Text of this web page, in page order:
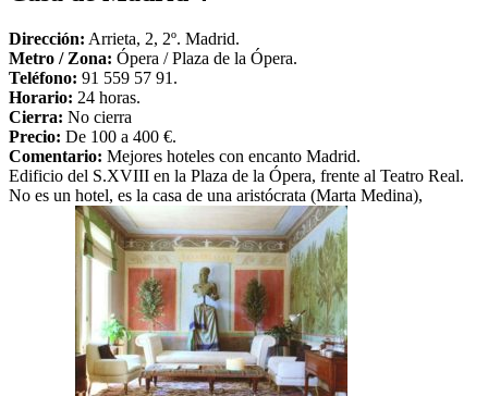
Dirección: Arrieta, 2, 2º. Madrid.
Metro / Zona: Ópera / Plaza de la Ópera.
Teléfono: 91 559 57 91.
Horario: 24 horas.
Cierra: No cierra
Precio: De 100 a 400 €.
Comentario: Mejores hoteles con encanto Madrid.
Edificio del S.XVIII en la Plaza de la Ópera, frente al Teatro Real.
No es un hotel, es la casa de una aristócrata (Marta Medina),